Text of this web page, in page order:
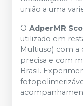
união a uma
O AdperMR
utilizado em
Multiuso) com a
precisa e com
Brasil.